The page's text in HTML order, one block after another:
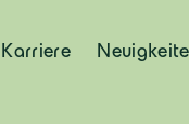
Karriere